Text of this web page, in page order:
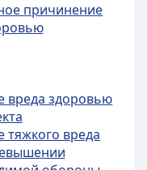
причинение
вреда здоровью
тяжкого вреда